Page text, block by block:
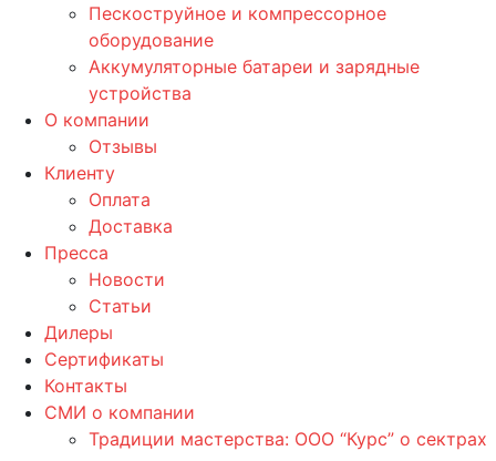
Пескоструйное и компрессорное
оборудование
Аккумуляторные батареи и зарядные
устройства
О компании
Отзывы
Клиенту
Оплата
Доставка
Пресса
Новости
Статьи
Дилеры
Сертификаты
Контакты
СМИ о компании
Традиции мастерства: ООО “Курс” о сектрах